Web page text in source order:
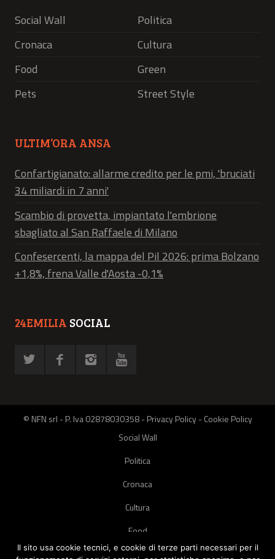
Social Wall
Politica
Cronaca
Cultura
Food
Green
Pets
Street Style
ULTIM’ORA ANSA
Confartigianato: allarme credito per le pmi, 'bruciati
34 miliardi in 7 anni'
Scambio di provetta, impiantato l'embrione
sbagliato al San Raffaele di Milano
Confesercenti, la mappa del Pil 2026: prima Bolzano
+1,8%, frena Valle d'Aosta -0,1%
24EMILIA SOCIAL
© NFN srl - P. Iva 02878030358 -Privacy Policy-Cookie Policy
Social Wall
Politica
Cronaca
Cultura
Food
Green
Il sito usa cookie tecnici, e cookie di terze parti necessari per il